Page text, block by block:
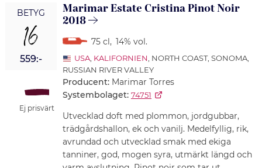
BETYG
16
559:-
Ej prisvärt
Marimar Estate Cristina Pinot Noir
2018
75 cl, 14% vol.
USA, KALIFORNIEN , NORTH COAST, SONOMA,
RUSSIAN RIVER VALLEY
Producent: Marimar Torres
Systembolaget: 74751
Utvecklad doft med plommon, jordgubbar,
trädgårdshallon, ek och vanilj. Medelfyllig, rik,
avrundad och utvecklad smak med ekiga
tanniner, god, mogen syra, utmärkt längd och